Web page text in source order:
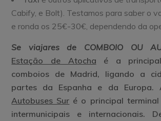
Cabify, e Bolt). Testamos para saber o
e ronda os 25€-30€, dependendo da
Se viajares de COMBOIO OU
Estação de Atocha é a
comboios de Madrid, ligando a
partes da Espanha e da Europa.
Autobuses Sur é o principal
intermunicipais e internacionais.